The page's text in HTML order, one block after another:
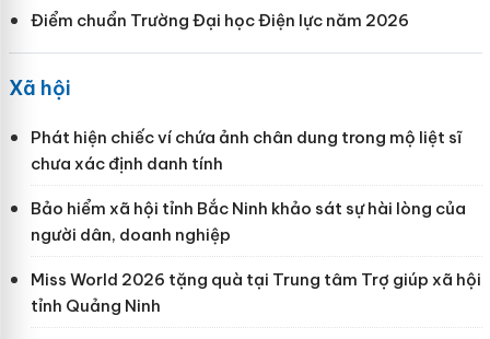
Điểm chuẩn Trường Đại học Điện lực năm 2026
Xã hội
Phát hiện chiếc ví chứa ảnh chân dung trong mộ liệt sĩ
chưa xác định danh tính
Bảo hiểm xã hội tỉnh Bắc Ninh khảo sát sự hài lòng của
người dân, doanh nghiệp
Miss World 2026 tặng quà tại Trung tâm Trợ giúp xã hội
tỉnh Quảng Ninh